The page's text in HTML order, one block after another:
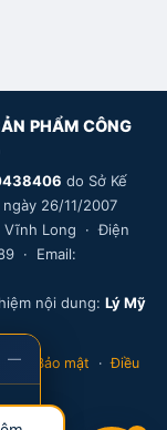
PHẨM CÔNG
do Sở Kế
26/11/2007
Vĩnh Long · Điện
· Email:
nội dung: Lý Mỹ
· Bảo mật ·Điều
DN
—